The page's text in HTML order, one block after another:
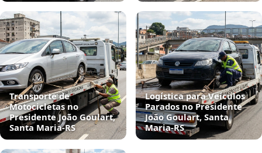
Transporte de
Motocicletas no
Presidente João Goulart,
Santa Maria‑RS
Logística para Veículos
Parados no Presidente
João Goulart, Santa
Maria‑RS